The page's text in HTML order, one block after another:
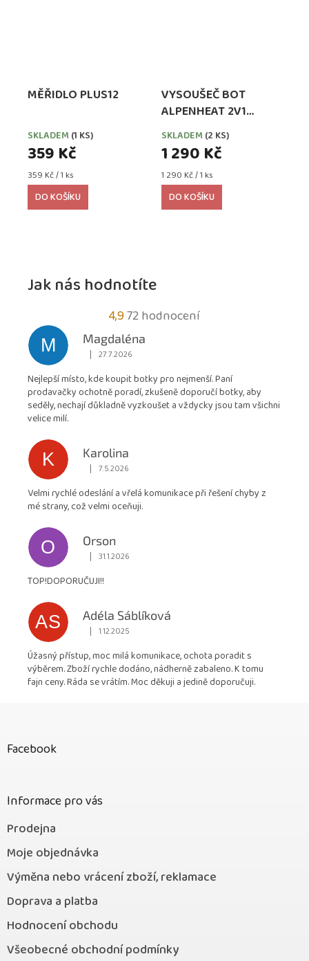
MĚŘIDLO PLUS12
SKLADEM (1 KS)
359 Kč
Měrná
cena:
359 Kč / 1 ks
DO KOŠÍKU
VYSOUŠEČ BOT
ALPENHEAT 2V1
CIRCULATION -
ORANŽOVÝ
SKLADEM (2 KS)
1 290 Kč
Měrná
cena:
1 290 Kč / 1 ks
DO KOŠÍKU
Jak nás hodnotíte
4,9Průměrné
hodnocení
obchodu
4,9
z
72 hodnocení
M
Magdaléna
Hodnocení obchodu je 5 z 5 hvězdiček.
| 27.7.2026
Nejlepší místo, kde koupit botky pro nejmenší. Paní
prodavačky ochotně poradí, zkušeně doporučí botky, aby
seděly, nechají důkladně vyzkoušet a vždycky jsou tam všichni
velice milí.
K
Karolina
Hodnocení obchodu je 5 z 5 hvězdiček.
| 7.5.2026
Velmi rychlé odeslání a vřelá komunikace při řešení chyby z
mé strany, což velmi oceňuji.
O
Orson
Hodnocení obchodu je 5 z 5 hvězdiček.
| 31.1.2026
TOP!DOPORUČUJI!!
AS
Adéla Sáblíková
Hodnocení obchodu je 5 z 5 hvězdiček.
| 1.12.2025
Úžasný přístup, moc milá komunikace, ochota poradit s
výběrem. Zboží rychle dodáno, nádherně zabaleno. K tomu
fajn ceny. Ráda se vrátím. Moc děkuji a jedině doporučuji.
Facebook
Informace pro vás
Prodejna
Moje objednávka
Výměna nebo vrácení zboží, reklamace
Doprava a platba
Hodnocení obchodu
Všeobecné obchodní podmínky